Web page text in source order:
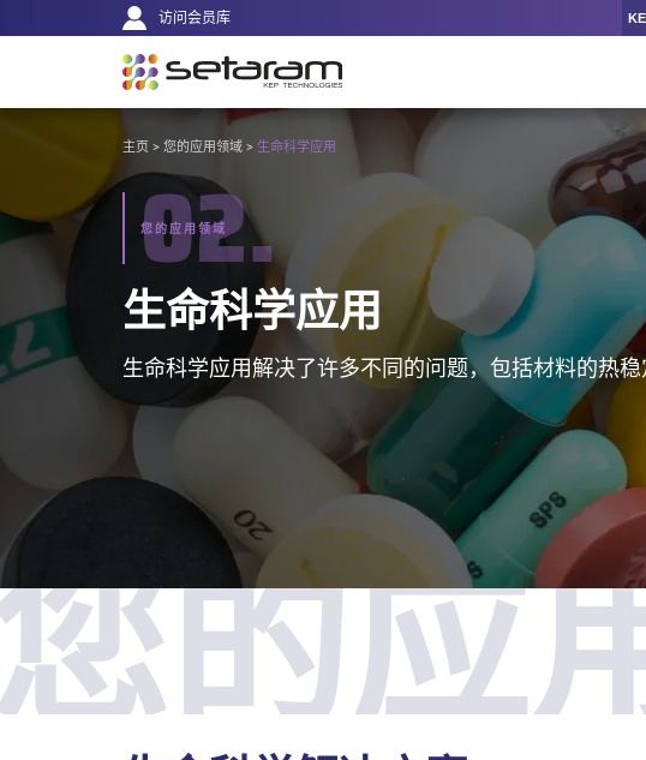
前往内容
导
访问会员库
VOUS
ICI :
主页 > 您的应用领域 > 生命科学应用
02.
您的应用领域
生命科学应用
生命科学应用解决了许多不同的问题，包括材料的热
的应